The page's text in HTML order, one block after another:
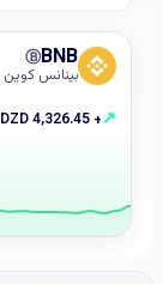
BNB
Ⓑ
بينانس كوين
↗
+ 4,326.45 DZD